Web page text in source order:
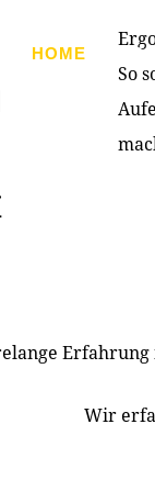
HOME
So
Wir